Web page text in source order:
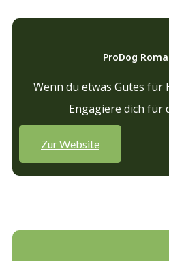
ProDog
Wenn du etwas Gutes für
Engagiere dich für
Zur Website